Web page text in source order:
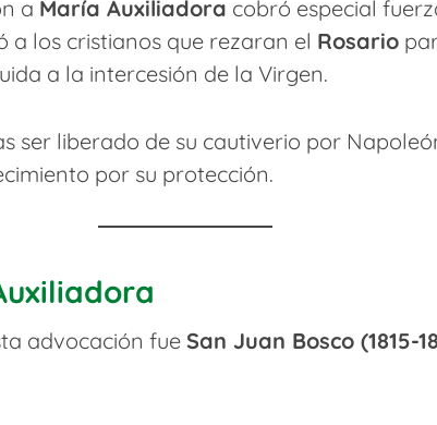
a María Auxiliadora cobró especial
a los cristianos que rezaran el Rosario
a la intercesión de la Virgen.
ser liberado de su cautiverio por
por su protección.
advocación fue San Juan Bosco (1815-